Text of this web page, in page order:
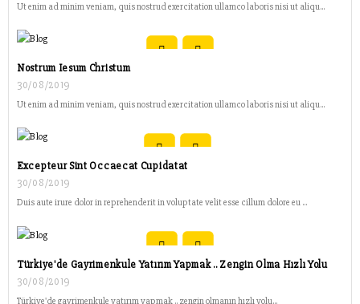
Ut enim ad minim veniam, quis nostrud exercitation ullamco laboris nisi ut aliqu...
Nostrum Iesum Christum
30/08/2019
Ut enim ad minim veniam, quis nostrud exercitation ullamco laboris nisi ut aliqu...
Excepteur Sint Occaecat Cupidatat
30/08/2019
Duis aute irure dolor in reprehenderit in voluptate velit esse cillum dolore eu ...
Türkiye'de Gayrimenkule Yatırım Yapmak .. Zengin Olma Hızlı Yolu
30/08/2019
Türkiye'de gayrimenkule yatırım yapmak .. zengin olmanın hızlı yolu...